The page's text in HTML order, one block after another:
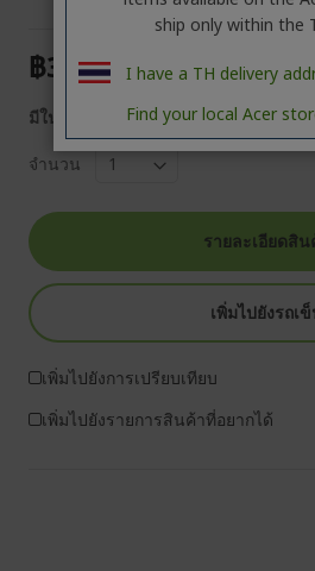
฿30,990.00
มีในสต็อก
จำนวน
รายละเอียดสิน
เพิ่มไปยังรถเ
เพิ่มไปยังการเปรียบเทียบ
เพิ่มไปยังรายการสินค้าที่อยากได้
ship only within the
I have a TH delivery
Find your local Acer